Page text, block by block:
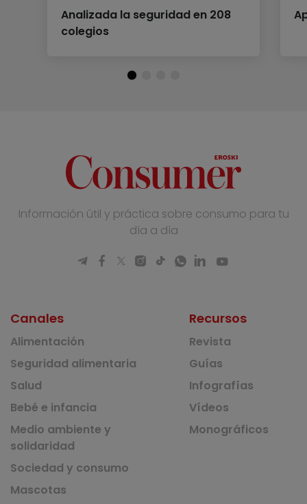
Analizada la seguridad en 208
colegios
Información útil y práctica sobre consumo para tu
día a día
Canales
Alimentación
Seguridad alimentaria
Salud
Bebé e infancia
Medio ambiente y
solidaridad
Sociedad y consumo
Mascotas
Recursos
Revista
Guías
Infografías
Vídeos
Monográficos